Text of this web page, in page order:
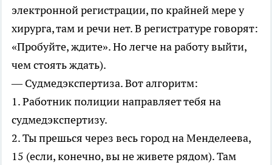
электронной регистрации, по крайней мере у
хирурга, там и речи нет. В регистратуре говорят:
«Пробуйте, ждите». Но легче на работу выйти,
чем стоять ждать).
— Судмедэкспертиза. Вот алгоритм:
1. Работник полиции направляет тебя на
судмедэкспертизу.
2. Ты прешься через весь город на Менделеева,
15 (если, конечно, вы не живете рядом). Там